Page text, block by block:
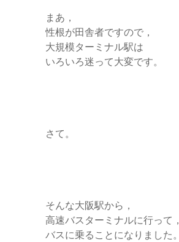
まあ，
性根が田舎者ですので，
大規模ターミナル駅は
いろいろ迷って大変です。
さて。
そんな大阪駅から，
高速バスターミナルに行って，
バスに乗ることになりました。